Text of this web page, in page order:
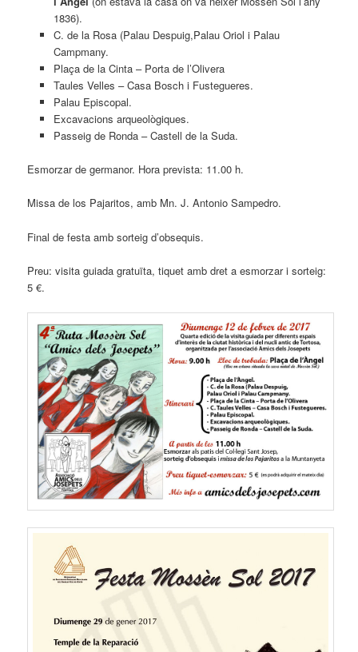
1836).
C. de la Rosa (Palau Despuig,Palau Oriol i Palau
Campmany.
Plaça de la Cinta – Porta de l’Olivera
Taules Velles – Casa Bosch i Fustegueres.
Palau Episcopal.
Excavacions arqueològiques.
Passeig de Ronda – Castell de la Suda.
Esmorzar de germanor. Hora prevista: 11.00 h.
Missa de los Pajaritos, amb Mn. J. Antonio Sampedro.
Final de festa amb sorteig d’obsequis.
Preu: visita guiada gratuïta, tiquet amb dret a esmorzar i sorteig:
5 €.